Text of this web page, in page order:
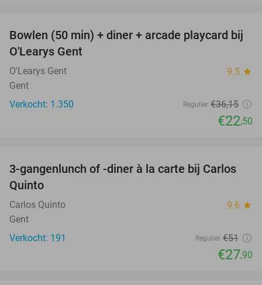
38%
Bowlen (50 min) + diner + arcade playcard bij
O'Learys Gent
O'Learys Gent 9.5 star
Gent
Verkocht: 1.350
Regulier €36,15
€22,50
45%
3-gangenlunch of -diner à la carte bij Carlos
Quinto
Carlos Quinto 9.6 star
Gent
Verkocht: 191
Regulier €51
€27,90